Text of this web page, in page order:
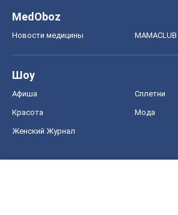
MedOboz
Новости медицины MAMACLUB
Шоу
Афиша Сплетни
Красота Мода
Женский Журнал